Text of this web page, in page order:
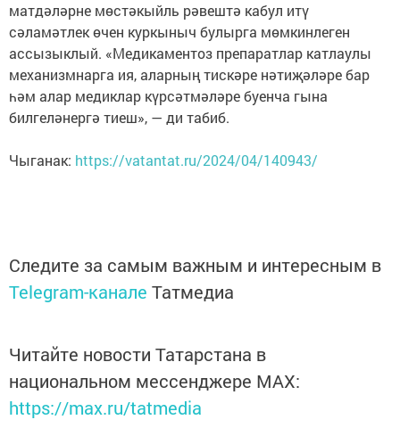
матдәләрне мөстәкыйль рәвештә кабул итү
сәламәтлек өчен куркыныч булырга мөмкинлеген
ассызыклый. «Медикаментоз препаратлар катлаулы
механизмнарга ия, аларның тискәре нәтиҗәләре бар
һәм алар медиклар күрсәтмәләре буенча гына
билгеләнергә тиеш», — ди табиб.
Чыганак: https://vatantat.ru/2024/04/140943/
Следите за самым важным и интересным в
Telegram-канале Татмедиа
Читайте новости Татарстана в
национальном мессенджере MАХ:
https://max.ru/tatmedia